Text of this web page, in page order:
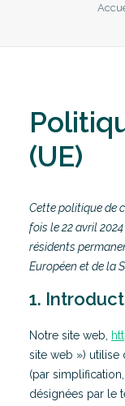
(UE)
Cette politique de
fois le 22 avril
résidents
Européen et de la
1.
Notre site web,
site web ») utilise
(par
désignées par le